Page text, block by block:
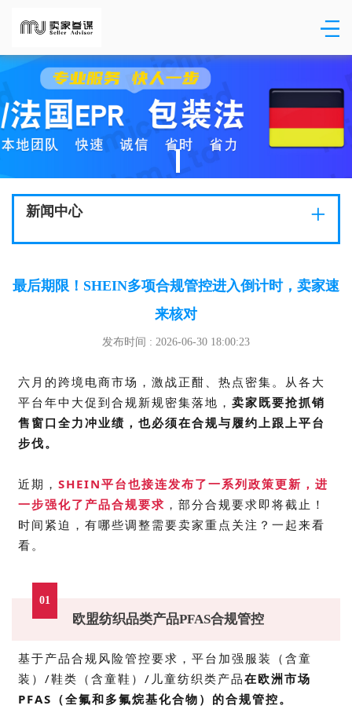
新闻中心 +
最后期限！SHEIN多项合规管控进入倒计时，卖家速
来核对
发布时间 : 2026-06-30 18:00:23
六月的跨境电商市场，激战正酣、热点密集。从各大
平台年中大促到合规新规密集落地， 卖家既要抢抓销
售窗口全力冲业绩，也必须在合规与履约上跟上平台
步伐。
近期， SHEIN平台也接连发布了一系列政策更新，进
一步强化了产品合规要求 ，部分合规要求即将截止！
时间紧迫， 有哪些调整需要卖家重点关注？一起来看
看。
01
欧盟纺织品类产品PFAS合规管控
基于产品合规风险管控要求，平台加强服装（含童
装）/鞋类（含童鞋）/儿童纺织类产品在欧洲市场
PFAS（全氟和多氟烷基化合物）的合规管控。